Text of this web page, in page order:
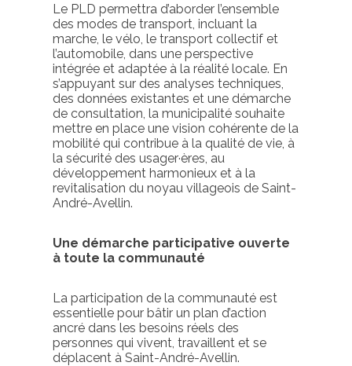
Le PLD permettra d’aborder l’ensemble
des modes de transport, incluant la
marche, le vélo, le transport collectif et
l’automobile, dans une perspective
intégrée et adaptée à la réalité locale. En
s’appuyant sur des analyses techniques,
des données existantes et une démarche
de consultation, la municipalité souhaite
mettre en place une vision cohérente de la
mobilité qui contribue à la qualité de vie, à
la sécurité des usager·ères, au
développement harmonieux et à la
revitalisation du noyau villageois de Saint-
André-Avellin.
Une démarche participative ouverte
à toute la communauté
La participation de la communauté est
essentielle pour bâtir un plan d’action
ancré dans les besoins réels des
personnes qui vivent, travaillent et se
déplacent à Saint-André-Avellin.